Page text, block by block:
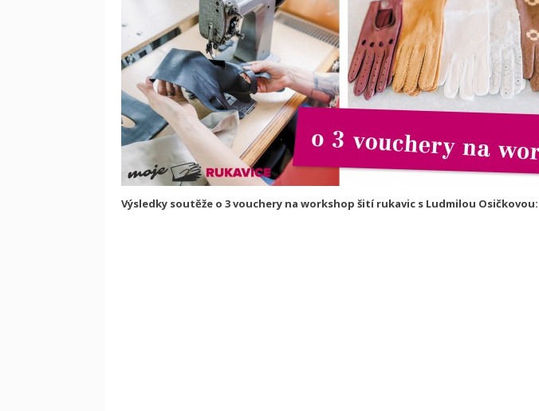
Výsledky soutěže o 3 vouchery na workshop šití rukavic s Ludmilou Osičkovou: